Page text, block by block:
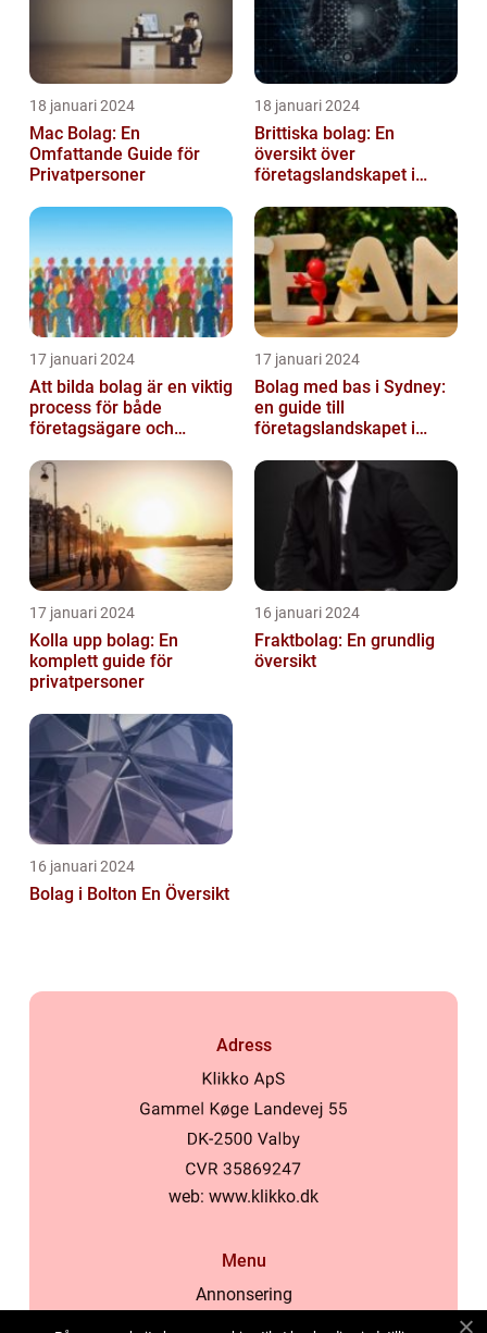
18 januari 2024
Mac Bolag: En
Omfattande Guide för
Privatpersoner
18 januari 2024
Brittiska bolag: En
översikt över
företagslandskapet i
17 januari 2024
Att bilda bolag är en viktig
process för både
företagsägare och
etablera en ...
17 januari 2024
Bolag med bas i Sydney:
en guide till
företagslandskapet i
stad
17 januari 2024
Kolla upp bolag: En
komplett guide för
privatpersoner
16 januari 2024
Fraktbolag: En grundlig
översikt
16 januari 2024
Bolag i Bolton En Översikt
Adress
web: www.klikko.dk
Menu
Annonsering